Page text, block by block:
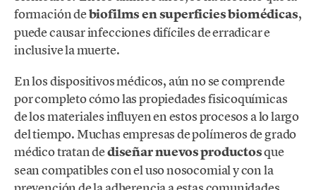
formación debiofilms en superficies biomédicas,
puede causar infecciones difíciles de erradicar e
inclusive la muerte.
En los dispositivos médicos, aún no se comprende
por completo cómo las propiedades fisicoquímicas
de los materiales influyen en estos procesos a lo largo
del tiempo. Muchas empresas de polímeros de grado
médico tratan dediseñar nuevos productosque
sean compatibles con el uso nosocomial y con la